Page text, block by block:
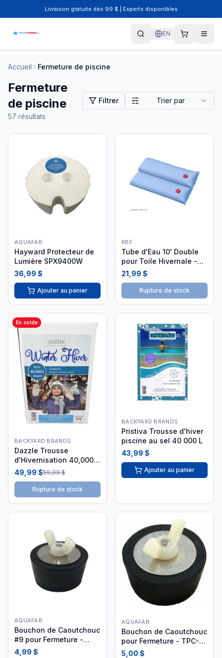
Livraison gratuite dès 99 $ | Experts disponibles
EN
Accueil Fermeture de piscine
Fermeture
de piscine
57 résultats
Filtrer Trier par
AQUAFAB
Hayward Protecteur de
Lumière SPX9400W
36,99 $
Ajouter au panier
RBF
Tube d'Eau 10' Double
pour Toile Hivernale -
25ph3051
21,99 $
Rupture de stock
En solde
BACKYARD BRANDS
Dazzle Trousse
d'Hivernisation 40,000 L
DAZ06030
49,99 $59,99 $
Rupture de stock
BACKYARD BRANDS
Pristiva Trousse d'hiver
piscine au sel 40 000 L
43,99 $
Ajouter au panier
AQUAFAB
Bouchon de Caoutchouc
#9 pour Fermeture -
26HWP209
4,99 $
AQUAFAB
Bouchon de Caoutchouc
pour Fermeture - TPC-
601-1540
5,00 $